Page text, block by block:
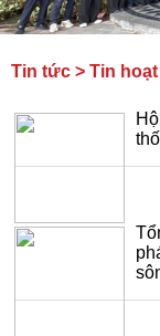
Tin tức > Tin